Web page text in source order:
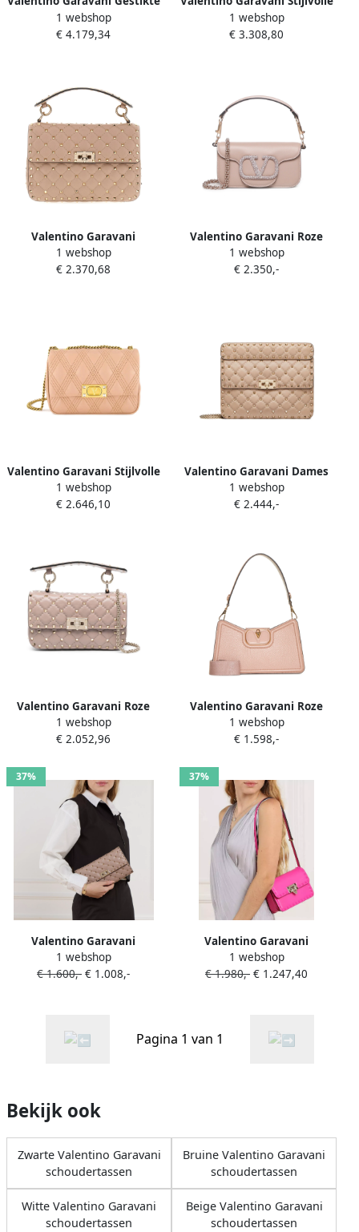
Schoudertas met Studs Pink
Dames
1 webshop
€ 4.179,34
Schoudertas Pink Dames
1 webshop
€ 3.308,80
Valentino Garavani
Schoudertassen Pink Dames
1 webshop
€ 2.370,68
Valentino Garavani Roze
Locò Kleine Leren
Schoudertas Pink Dames
1 webshop
€ 2.350,-
Valentino Garavani Stijlvolle
Schoudertas met Stijl
6W2B0R07Xcagf9 Pink
1 webshop
€ 2.646,10
Valentino Garavani Dames
Tassen Schoudertas Roze
Noos Pink Dames
1 webshop
€ 2.444,-
Valentino Garavani Roze
Schoudertas Damesmode
Pink Dames
1 webshop
€ 2.052,96
Valentino Garavani Roze
VLogo Schoudertas Pink
Dames
1 webshop
€ 1.598,-
37%
Valentino Garavani
Crossbody bags Shoulder
Bag Rockstud Spike in
1 webshop
€ 1.600,- € 1.008,-
37%
Valentino Garavani
Crossbody bags Small
Rockstud23 Shoulder Bag in
1 webshop
€ 1.980,- € 1.247,40
Pagina 1 van 1
Bekijk ook
Zwarte Valentino Garavani
schoudertassen
Bruine Valentino Garavani
schoudertassen
Witte Valentino Garavani
schoudertassen
Beige Valentino Garavani
schoudertassen